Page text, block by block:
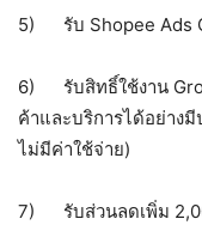
5) รับ Shopee Ads
6) รับสิทธิ์ใช้งาน
ค้าและบริการได้อย่าง
ไม่มีค่าใช้จ่าย)
7) รับส่วนลดเพิ่ม